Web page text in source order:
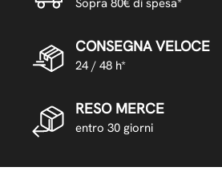
Sopra 80€ di spesa*
CONSEGNA VELOCE
24 / 48 h*
RESO MERCE
entro 30 giorni